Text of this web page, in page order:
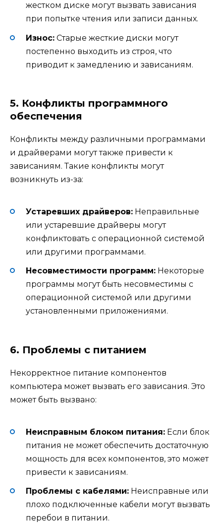
жестком диске могут вызвать зависания
при попытке чтения или записи данных.
Износ: Старые жесткие диски могут
постепенно выходить из строя, что
приводит к замедлению и зависаниям.
5. Конфликты программного
обеспечения
Конфликты между различными программами
и драйверами могут также привести к
зависаниям. Такие конфликты могут
возникнуть из-за:
Устаревших драйверов: Неправильные
или устаревшие драйверы могут
конфликтовать с операционной системой
или другими программами.
Несовместимости программ: Некоторые
программы могут быть несовместимы с
операционной системой или другими
установленными приложениями.
6. Проблемы с питанием
Некорректное питание компонентов
компьютера может вызвать его зависания. Это
может быть вызвано:
Неисправным блоком питания: Если блок
питания не может обеспечить достаточную
мощность для всех компонентов, это может
привести к зависаниям.
Проблемы с кабелями: Неисправные или
плохо подключенные кабели могут вызвать
перебои в питании.